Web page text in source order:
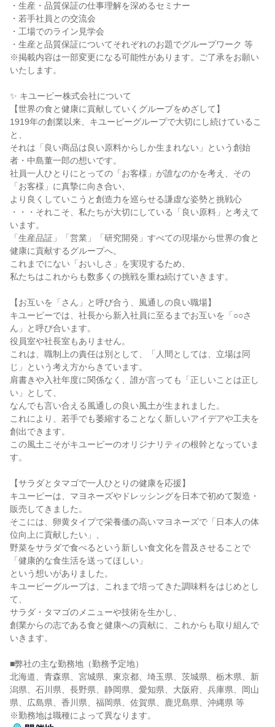
・生産・品質保証の仕事理解を深めるセミナー
・若手社員との交流会
・工場でのライン見学会
・生産と品質保証についてそれぞれのお題でグループワーク 等
※掲載内容は一部変更になる可能性があります。ご了承をお願い
いたします。
✨ キユーピー株式会社について
【世界の食と健康に貢献していくグループをめざして】
1919年の創業以来、キユーピーグループで大切にし続けているこ
と、
それは「良い商品は良い原料からしか生まれない」という創始
者・中島董一郎の想いです。
社員一人ひとりにとっての「お客様」が誰なのかを考え、その
「お客様」に真摯に向き合い、
より良くしていこうと創造力を巡らせる謙虚な姿勢と挑戦心
・・・それこそ、私たちが大切にしている「良い原料」と考えて
います。
「生産品証」「営業」「研究開発」すべての現場から世界の食と
健康に貢献するグループへ。
これまでにない「おいしさ」を実現するため、
私たちはこれからも数多くの挑戦を重ね続けていきます。
【お互いを「さん」と呼び合う、風通しの良い職場】
キユーピーでは、社長から新入社員に至るまでお互いを「○○さ
ん」と呼び合います。
役員室や社長室もありません。
これは、職制上の責任は別として、「人間としては、立場は同
じ」という考え方からきています。
肩書きや入社年度に関係なく、誰が言っても「正しいことは正し
い」として、
なんでも言い合える風通しの良い風土が生まれました。
これにより、若手でも萎縮することなく新しいアイデアや工夫を
創出できます。
この風土こそがキユーピーのオリジナリティの根幹となっていま
す。
【サラダとタマゴで一人ひとりの健康を応援】
キユーピーは、マヨネーズやドレッシングを日本で初めて製造・
販売してきました。
そこには、卵黄タイプで栄養価の高いマヨネーズで「日本人の体
位向上に貢献したい」、
野菜をサラダで食べるという新しい食文化を普及させることで
「健康的な食生活を送ってほしい」
という想いがありました。
キユーピーグループは、これまで培ってきた調味料をはじめとし
て、
サラダ・タマゴのメニューや技術を生かし、
創業からの志である食と健康への貢献に、これからも取り組んで
いきます。
■弊社の主な勤務地（勤務予定地）
北海道、青森県、宮城県、東京都、埼玉県、茨城県、栃木県、新
潟県、石川県、長野県、静岡県、愛知県、大阪府、兵庫県、岡山
県、広島県、香川県、福岡県、佐賀県、鹿児島県、沖縄県 等
※勤務地は職種によって異なります。